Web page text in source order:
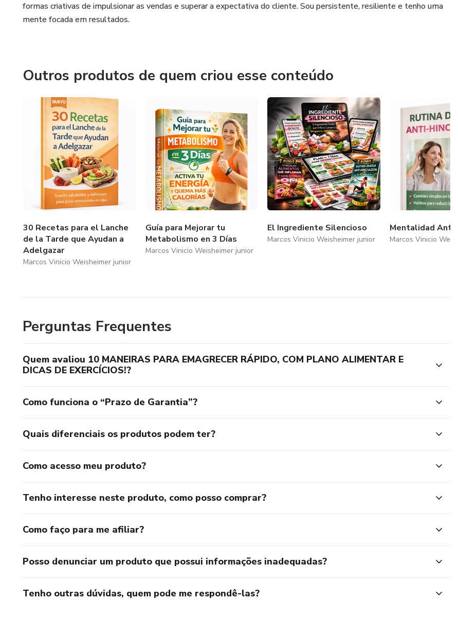
formas criativas de impulsionar as vendas e superar a expectativa do cliente. Sou persistente, resiliente e tenho uma
mente focada em resultados.
Outros produtos de quem criou esse conteúdo
30 Recetas para el Lanche
de la Tarde que Ayudan a
Adelgazar
Marcos Vinicio Weisheimer junior
Guía para Mejorar tu
Metabolismo en 3 Días
Marcos Vinicio Weisheimer junior
El Ingrediente Silencioso
Marcos Vinicio Weisheimer junior
Mentalidad Anti-
Marcos Vinicio
Perguntas Frequentes
Quem avaliou 10 MANEIRAS PARA EMAGRECER RÁPIDO, COM PLANO ALIMENTAR E
DICAS DE EXERCÍCIOS!?
Como funciona o “Prazo de Garantia”?
Quais diferenciais os produtos podem ter?
Como acesso meu produto?
Tenho interesse neste produto, como posso comprar?
Como faço para me afiliar?
Posso denunciar um produto que possui informações inadequadas?
Tenho outras dúvidas, quem pode me respondê-las?